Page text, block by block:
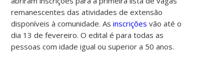
remanescentes das atividades de extensão
disponíveis à comunidade. Asinscrições vão até o
dia 13 de fevereiro. O edital é para todas as
pessoas com idade igual ou superior a 50 anos.